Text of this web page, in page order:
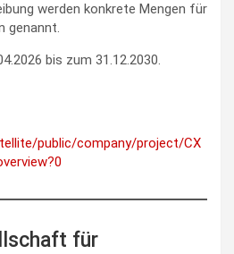
werden konkrete Mengen für
genannt.
bis zum 31.12.2030.
public/company/project/CX
für